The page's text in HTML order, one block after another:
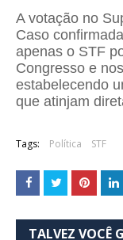
A votação no
Caso
apenas o STF
Congresso e
estabelecendo
que atinjam
Tags: Política STF
TALVEZ VOCÊ